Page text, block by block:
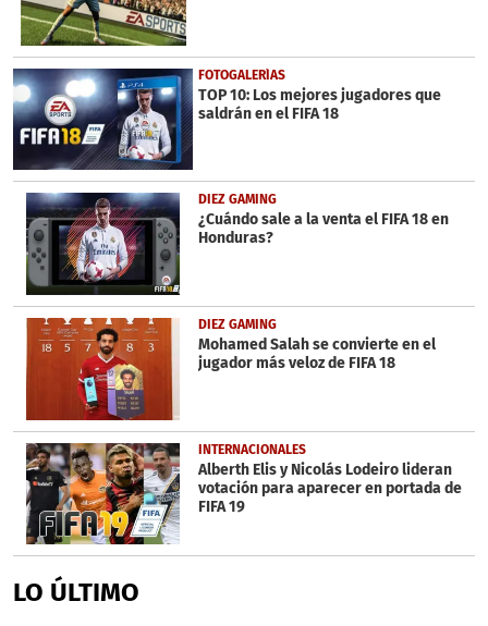
FOTOGALERÍAS
TOP 10: Los mejores jugadores que
saldrán en el FIFA 18
DIEZ GAMING
¿Cuándo sale a la venta el FIFA 18 en
Honduras?
DIEZ GAMING
Mohamed Salah se convierte en el
jugador más veloz de FIFA 18
INTERNACIONALES
Alberth Elis y Nicolás Lodeiro lideran
votación para aparecer en portada de
FIFA 19
LO ÚLTIMO